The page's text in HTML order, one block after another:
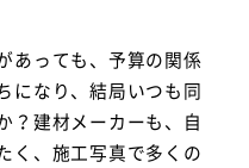
あっても、予算の関係
になり、結局いつも同
？建材メーカーも、自
く、施工写真で多くの